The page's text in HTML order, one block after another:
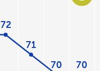
72
71
70 70